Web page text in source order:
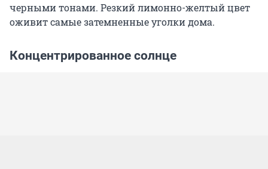
черными тонами. Резкий лимонно-желтый цвет
оживит самые затемненные уголки дома.
Концентрированное солнце